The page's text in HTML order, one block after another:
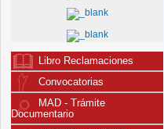
Libro Reclamaciones
Convocatorias
MAD - Trámite
Documentario